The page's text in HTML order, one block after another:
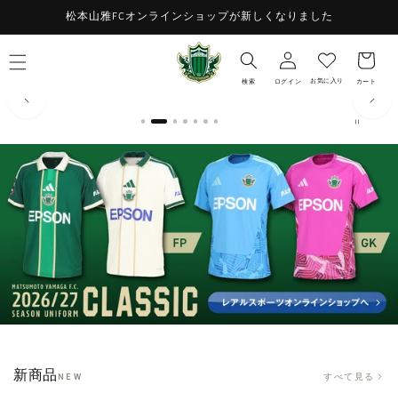
ンツに
進む
松本山雅FCオンラインショップが新しくなりました
検索 ログイン
ロ
グ
イ
お気に入り
お
気
に
入
カート
カ
ー
ト
新商品 NEW すべて見る